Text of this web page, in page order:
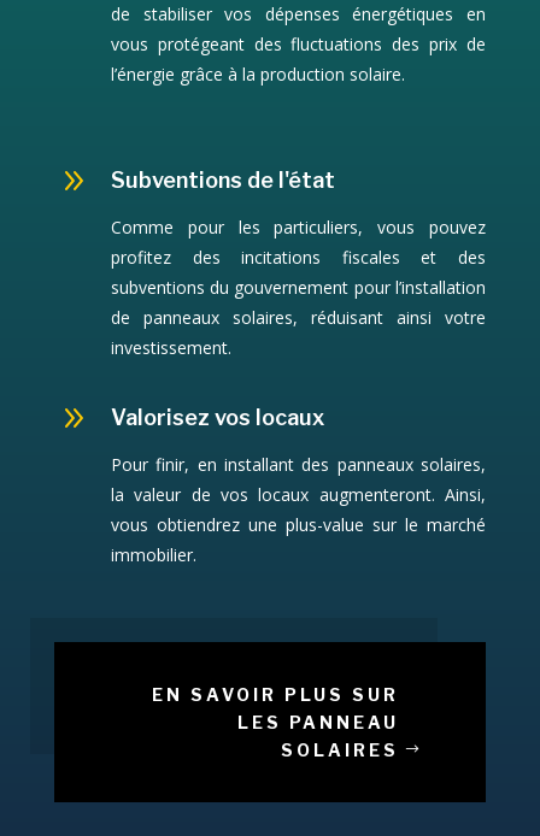
de stabiliser vos dépenses énergétiques en
vous protégeant des fluctuations des prix de
l’énergie grâce à la production solaire.
9 Subventions de l'état
Comme pour les particuliers, vous pouvez
profitez des incitations fiscales et des
subventions du gouvernement pour l’installation
de panneaux solaires, réduisant ainsi votre
investissement.
9 Valorisez vos locaux
Pour finir, en installant des panneaux solaires,
la valeur de vos locaux augmenteront. Ainsi,
vous obtiendrez une plus-value sur le marché
immobilier.
EN SAVOIR PLUS SUR
LES PANNEAU
SOLAIRES